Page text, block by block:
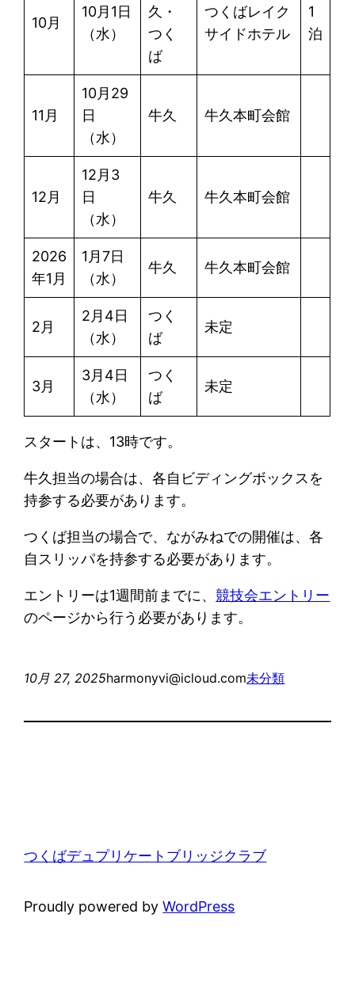
10月
10月1日
（水）
久・
つく
ば
つくばレイク
サイドホテル
1
泊
11月
10月29
日
（水）
牛久 牛久本町会館
12月
12月3
日
（水）
牛久 牛久本町会館
2026
年1月
1月7日
（水）
牛久 牛久本町会館
2月
2月4日
（水）
つく
ば
未定
3月
3月4日
（水）
つく
ば
未定
スタートは、13時です。
牛久担当の場合は、各自ビディングボックスを
持参する必要があります。
つくば担当の場合で、ながみねでの開催は、各
自スリッパを持参する必要があります。
エントリーは1週間前までに、競技会エントリー
のページから行う必要があります。
10月 27, 2025harmonyvi@icloud.com未分類
つくばデュプリケートブリッジクラブ
Proudly powered byWordPress